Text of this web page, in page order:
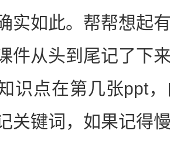
实如此。帮帮想起
件从头到尾记了下
识点在第几张ppt
关键词，如果记得